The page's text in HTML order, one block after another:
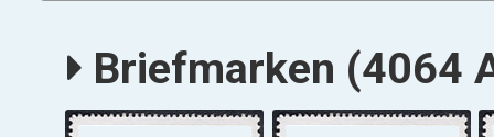
Briefmarken (4064